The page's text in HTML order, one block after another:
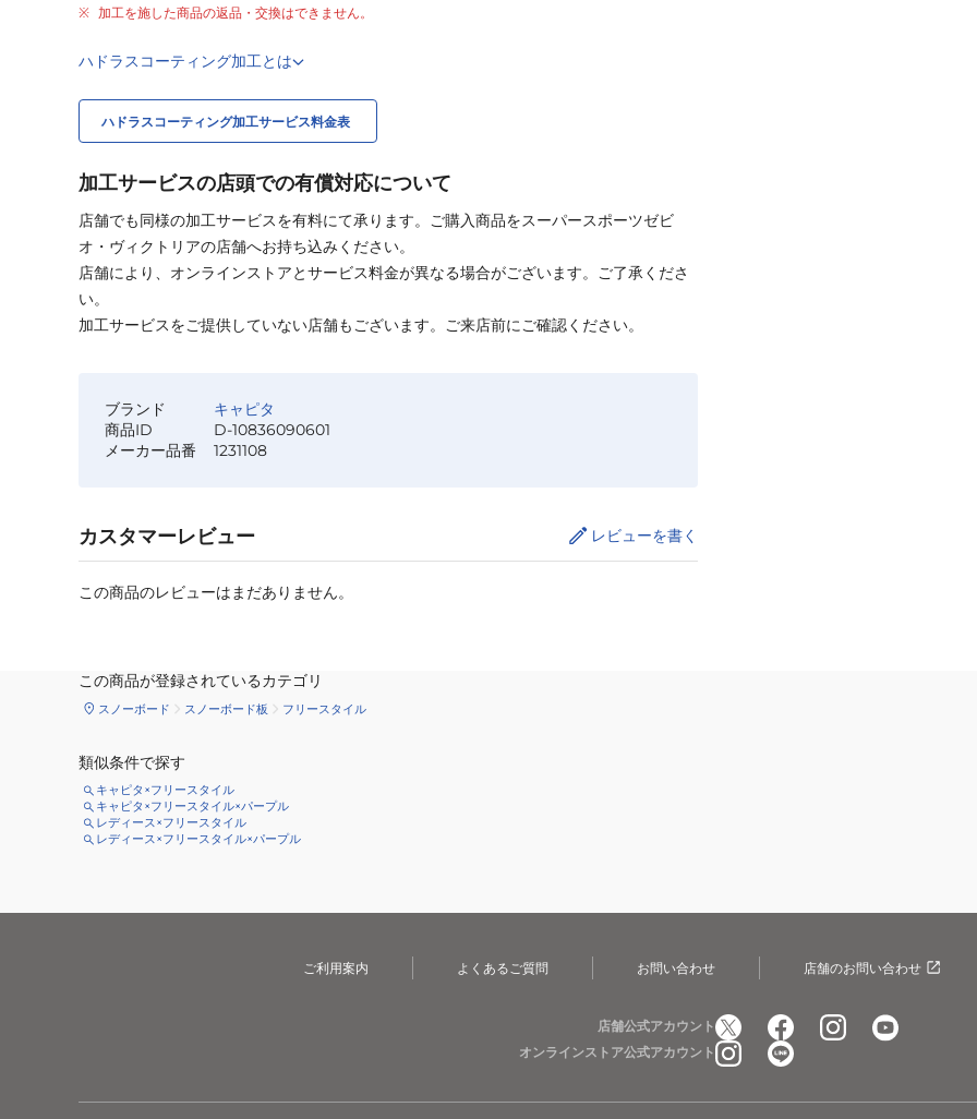
加工を施した商品の返品・交換はできません。
ハドラスコーティング加工とは
ハドラスコーティング加工サービス料金表
加工サービスの店頭での有償対応について
店舗でも同様の加工サービスを有料にて承ります。ご購入商品をスーパースポーツゼビ
オ・ヴィクトリアの店舗へお持ち込みください。
店舗により、オンラインストアとサービス料金が異なる場合がございます。ご了承くださ
い。
加工サービスをご提供していない店舗もございます。ご来店前にご確認ください。
ブランド
キャピタ
商品ID
D-10836090601
メーカー品番
1231108
カスタマーレビュー レビューを書く
この商品のレビューはまだありません。
この商品が登録されているカテゴリ
スノーボード スノーボード板 フリースタイル
類似条件で探す
キャピタ×フリースタイル
キャピタ×フリースタイル×パープル
レディース×フリースタイル
レディース×フリースタイル×パープル
ご利用案内 よくあるご質問 お問い合わせ 店舗のお問い合わせ
店舗公式アカウント
オンラインストア公式アカウント